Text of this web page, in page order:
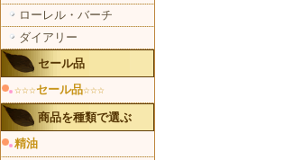
ローレル・バーチ
ダイアリー
セール品
☆☆☆セール品☆☆☆
商品を種類で選ぶ
精油